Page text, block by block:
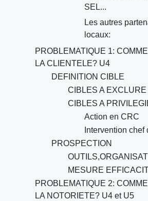
SEL...
Les autres
locaux:
PROBLEMATIQUE 1:
LA CLIENTELE? U4
DEFINITION CIBLE
CIBLES A EXCLURE
CIBLES A
Action en CRC
Intervention
PROSPECTION
MESURE
PROBLEMATIQUE 2:
LA NOTORIETE? U4 et U5